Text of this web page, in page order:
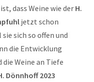
dass Weine wie derH.
jetzt schon
sich so offen und
die Entwicklung
Weine an Tiefe
Dönnhoff 2023